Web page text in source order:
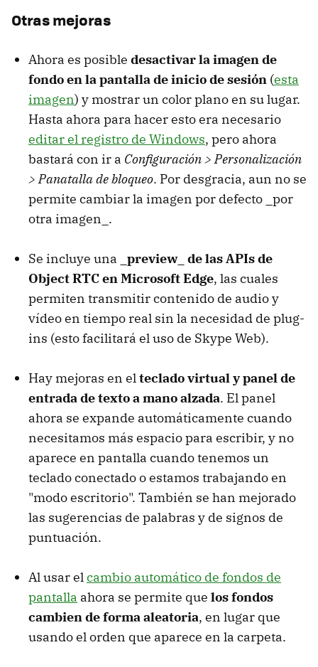
Otras mejoras
Ahora es posible desactivar la imagen de
fondo en la pantalla de inicio de sesión (esta
imagen) y mostrar un color plano en su lugar.
Hasta ahora para hacer esto era necesario
editar el registro de Windows, pero ahora
bastará con ir a Configuración > Personalización
> Panatalla de bloqueo. Por desgracia, aun no se
permite cambiar la imagen por defecto _por
otra imagen_.
Se incluye una
_preview_ de las APIs de
Object RTC en Microsoft Edge, las cuales
permiten transmitir contenido de audio y
vídeo en tiempo real sin la necesidad de plug-
ins (esto facilitará el uso de Skype Web).
Hay mejoras en elteclado virtual y panel de
entrada de texto a mano alzada. El panel
ahora se expande automáticamente cuando
necesitamos más espacio para escribir, y no
aparece en pantalla cuando tenemos un
teclado conectado o estamos trabajando en
"modo escritorio". También se han mejorado
las sugerencias de palabras y de signos de
puntuación.
Al usar elcambio automático de fondos de
pantalla ahora se permite que los fondos
cambien de forma aleatoria, en lugar que
usando el orden que aparece en la carpeta.